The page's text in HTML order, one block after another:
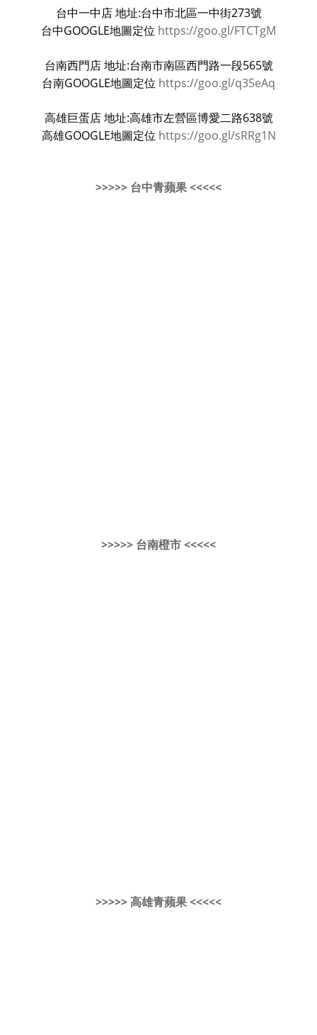
台中一中店 地址:台中市北區一中街273號
台中GOOGLE地圖定位 https://goo.gl/FTCTgM
台南西門店 地址:台南市南區西門路一段565號
台南GOOGLE地圖定位 https://goo.gl/q35eAq
高雄巨蛋店 地址:高雄市左營區博愛二路638號
高雄GOOGLE地圖定位 https://goo.gl/sRRg1N
>>>>> 台中青蘋果 <<<<<
>>>>> 台南橙市 <<<<<
>>>>> 高雄青蘋果 <<<<<